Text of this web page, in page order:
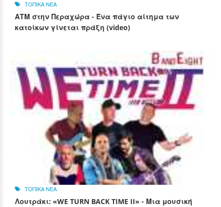
ΤΟΠΙΚΑ ΝΕΑ
ΑΤΜ στην Περαχώρα - Ένα πάγιο αίτημα των
κατοίκων γίνεται πράξη (video)
ΤΟΠΙΚΑ ΝΕΑ
Λουτράκι: «WE TURN BACK TIME II» - Μια μουσική